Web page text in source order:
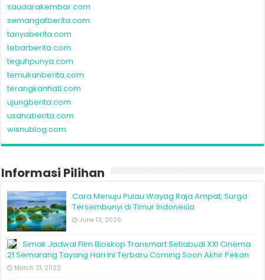
saudarakembar.com
semangatberita.com
tanyaberita.com
tebarberita.com
teguhpunya.com
temukanberita.com
terangkanhati.com
ujungberita.com
usahaberita.com
wisnublog.com
Informasi Pilihan
Cara Menuju Pulau Wayag Raja Ampat, Surga
Tersembunyi di Timur Indonesia
June 13, 2026
Simak Jadwal Film Bioskop Transmart Setiabudi XXI Cinema
21 Semarang Tayang Hari Ini Terbaru Coming Soon Akhir Pekan
March 21, 2022